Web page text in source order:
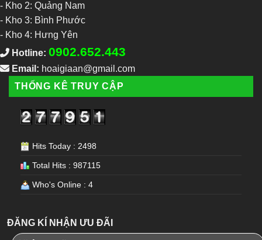
- Kho 2: Quảng Nam
- Kho 3: Bình Phước
- Kho 4: Hưng Yên
Hotline: 0902.652.443
Email: hoaigiaan@gmail.com
THỐNG KÊ TRUY CẬP
Hits Today : 2498
Total Hits : 987115
Who's Online : 4
ĐĂNG KÍ NHẬN ƯU ĐÃI